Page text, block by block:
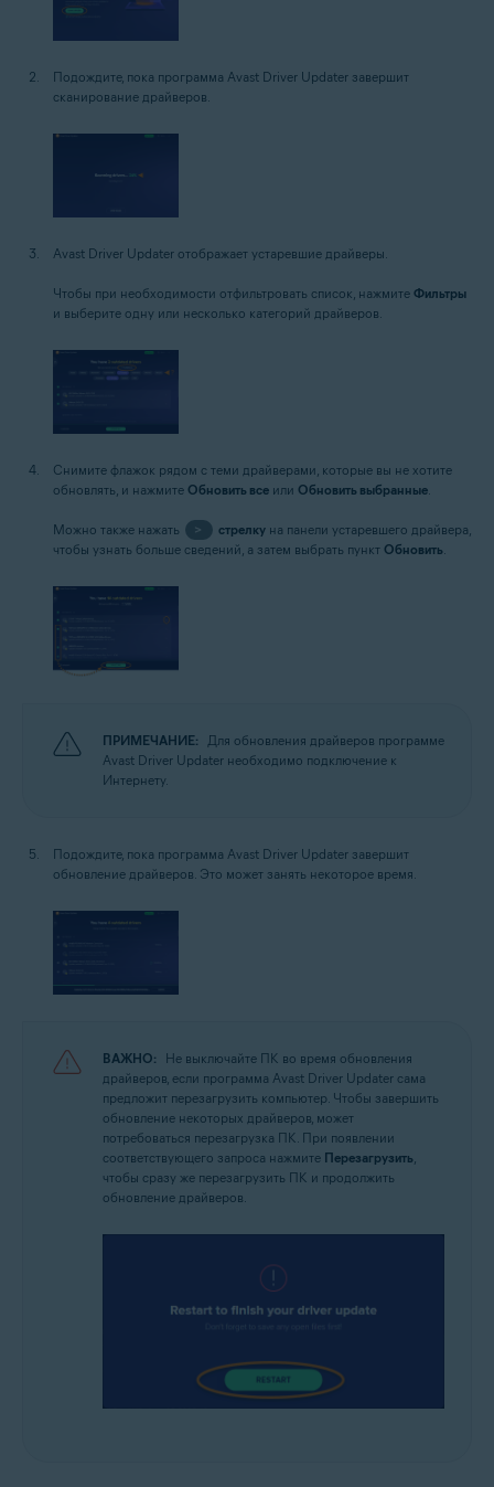
Подождите, пока программа Avast Driver Updater завершит
сканирование драйверов.
Avast Driver Updater отображает устаревшие драйверы.
Чтобы при необходимости отфильтровать список, нажмите Фильтры
и выберите одну или несколько категорий драйверов.
Снимите флажок рядом с теми драйверами, которые вы не хотите
обновлять, и нажмите Обновить все или Обновить выбранные
Можно также нажать > стрелкуна панели устаревшего драйвера,
чтобы узнать больше сведений, а затем выбрать пункт Обновить
ПРИМЕЧАНИЕ:
Для обновления драйверов программе
Avast Driver Updater необходимо подключение к
Интернету.
Подождите, пока программа Avast Driver Updater завершит
обновление драйверов. Это может занять некоторое время.
ВАЖНО:
Не выключайте ПК во время обновления
драйверов, если программа Avast Driver Updater сама
предложит перезагрузить компьютер. Чтобы завершить
обновление некоторых драйверов, может
потребоваться перезагрузка ПК. При появлении
соответствующего запроса нажмите Перезагрузить
чтобы сразу же перезагрузить ПК и продолжить
обновление драйверов.